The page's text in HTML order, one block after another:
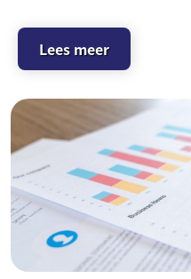
Lees meer